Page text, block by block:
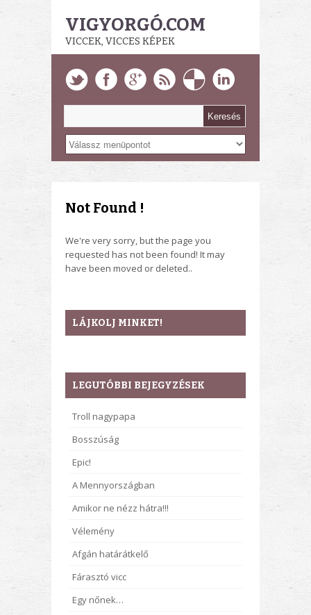
VIGYORGÓ.COM
VICCEK, VICCES KÉPEK
Not Found !
We're very sorry, but the page you
requested has not been found! It may
have been moved or deleted..
LÁJKOLJ MINKET!
LEGUTÓBBI BEJEGYZÉSEK
Troll nagypapa
Bosszúság
Epic!
A Mennyországban
Amikor ne nézz hátra!!!
Vélemény
Afgán határátkelő
Fárasztó vicc
Egy nőnek…